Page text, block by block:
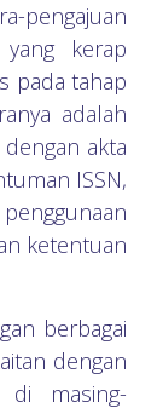
pengajuan
kerap
pada tahap
adalah
akta
ISSN,
ketentuan
berbagai
dengan
di masing-